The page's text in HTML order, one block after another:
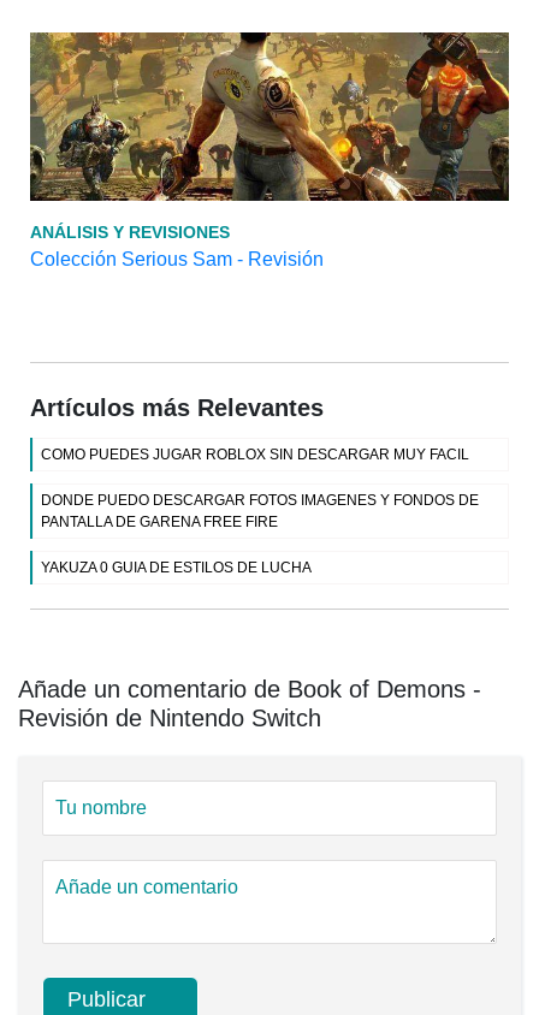
ANÁLISIS Y REVISIONES
Colección Serious Sam - Revisión
Artículos más Relevantes
COMO PUEDES JUGAR ROBLOX SIN DESCARGAR MUY FACIL
DONDE PUEDO DESCARGAR FOTOS IMAGENES Y FONDOS DE
PANTALLA DE GARENA FREE FIRE
YAKUZA 0 GUIA DE ESTILOS DE LUCHA
Añade un comentario de Book of Demons -
Revisión de Nintendo Switch